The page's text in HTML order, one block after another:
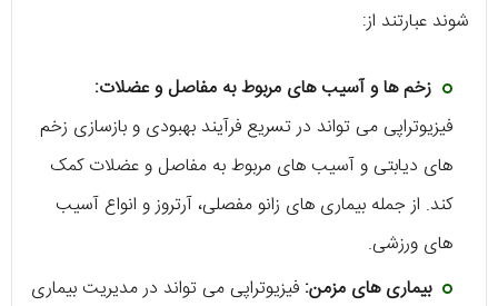
شوند عبارتند از:
زخم‌ ها و آسیب ‌های مربوط به مفاصل و عضلات:
فیزیوتراپی می ‌تواند در تسریع فرآیند بهبودی و بازسازی زخم
‌های دیابتی و آسیب‌ های مربوط به مفاصل و عضلات کمک
کند. از جمله بیماری های زانو مفصلی، آرتروز و انواع آسیب‌
های ورزشی.
بیماری‌ های مزمن: فیزیوتراپی می ‌تواند در مدیریت بیماری‌